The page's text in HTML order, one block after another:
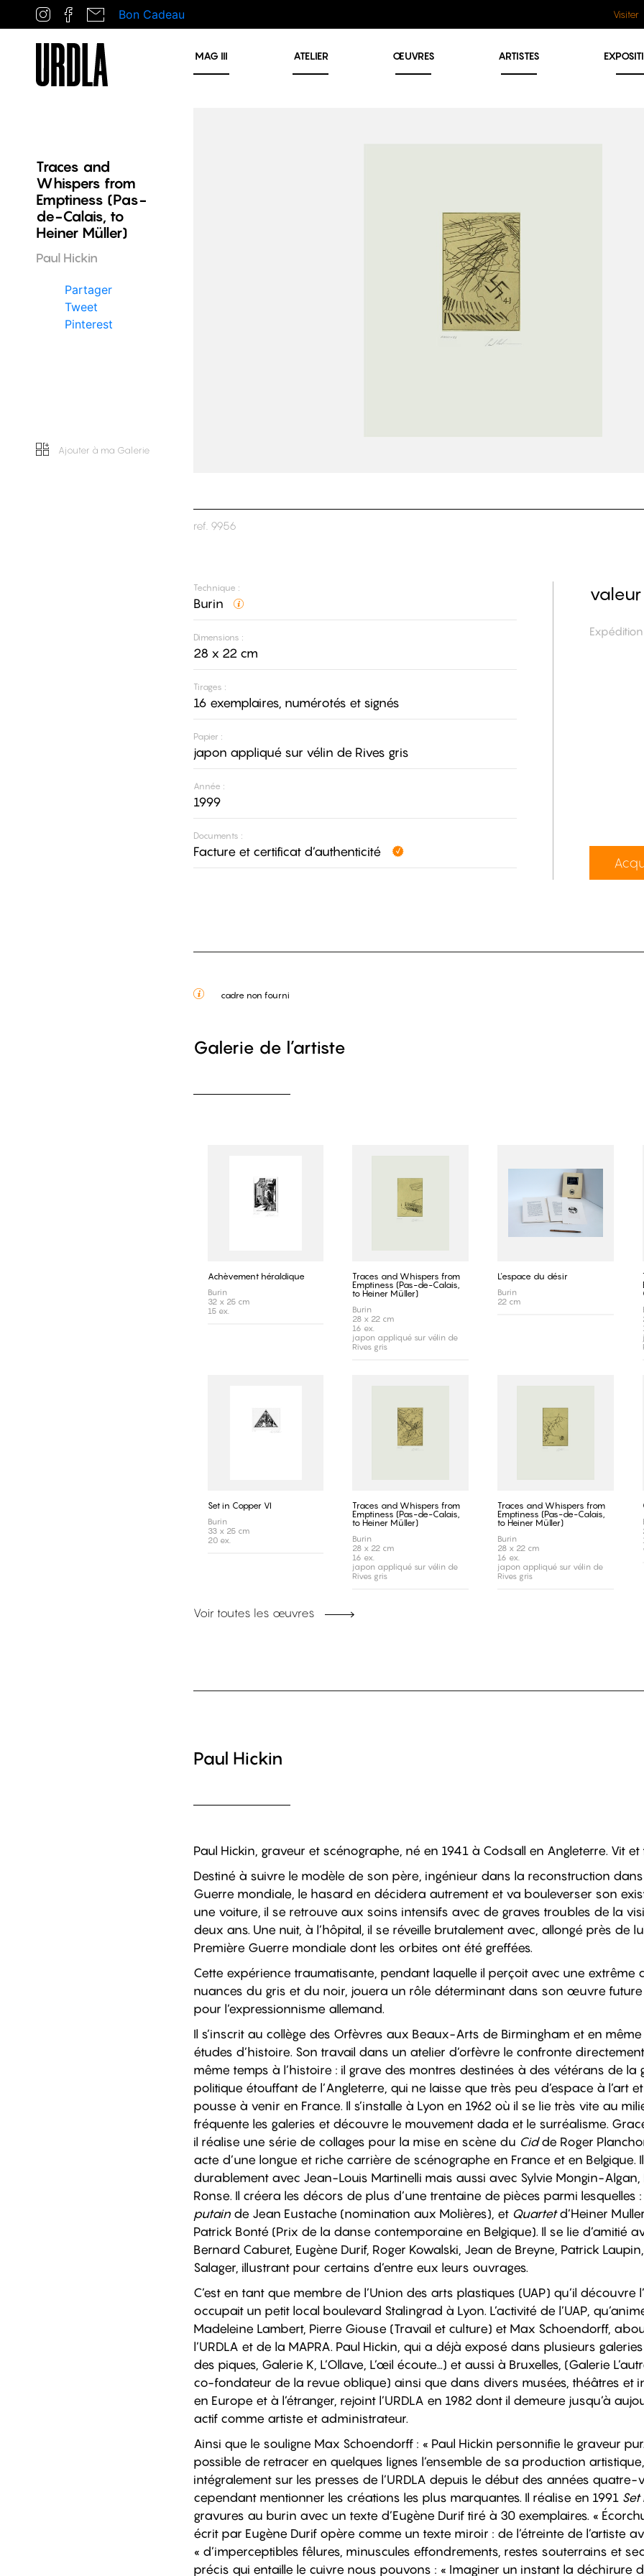
Bon Cadeau Visiter
MAG III ATELIER ŒUVRES ARTISTES
Traces and
Whispers from
Emptiness (Pas-
de-Calais, to
Heiner Müller)
Paul Hickin
Partager
Tweet
Pinterest
Ajouter à ma Galerie
ref. 9956
Technique :
Burin
Dimensions :
28 x 22 cm
Tirages :
16 exemplaires, numérotés et signés
Papier :
japon appliqué sur vélin de Rives gris
Année :
1999
Documents :
Facture et certificat d’authenticité
valeur
cadre non fourni
Galerie de l’artiste
Achèvement héraldique
Burin
32 x 25 cm
15 ex.
Traces and Whispers from
Emptiness (Pas-de-Calais,
to Heiner Müller)
Burin
28 x 22 cm
16 ex.
japon appliqué sur vélin de
Rives gris
L'espace du désir
Burin
22 cm
Set in Copper VI
Burin
33 x 25 cm
20 ex.
Traces and Whispers from
Emptiness (Pas-de-Calais,
to Heiner Müller)
Burin
28 x 22 cm
16 ex.
japon appliqué sur vélin de
Rives gris
Traces and Whispers from
Emptiness (Pas-de-Calais,
to Heiner Müller)
Burin
28 x 22 cm
16 ex.
japon appliqué sur vélin de
Rives gris
Voir toutes les œuvres
Paul Hickin
Paul Hickin, graveur et scénographe, né en 1941 à Codsall en Angleterre. Vit et
Destiné à suivre le modèle de son père, ingénieur dans la reconstruction dans
Guerre mondiale, le hasard en décidera autrement et va bouleverser son
une voiture, il se retrouve aux soins intensifs avec de graves troubles de la
deux ans. Une nuit, à l’hôpital, il se réveille brutalement avec, allongé près de
Première Guerre mondiale dont les orbites ont été greffées.
Cette expérience traumatisante, pendant laquelle il perçoit avec une extrême
nuances du gris et du noir, jouera un rôle déterminant dans son œuvre
pour l’expressionnisme allemand.
Il s’inscrit au collège des Orfèvres aux Beaux-Arts de Birmingham et en
études d’histoire. Son travail dans un atelier d’orfèvre le confronte
même temps à l’histoire : il grave des montres destinées à des vétérans de la
politique étouffant de l’Angleterre, qui ne laisse que très peu d’espace à l’art
pousse à venir en France. Il s’installe à Lyon en 1962 où il se lie très vite au
fréquente les galeries et découvre le mouvement dada et le surréalisme.
il réalise une série de collages pour la mise en scène du Cidde Roger
acte d’une longue et riche carrière de scénographe en France et en Belgique.
durablement avec Jean-Louis Martinelli mais aussi avec Sylvie Mongin-Algan,
Ronse. Il créera les décors de plus d’une trentaine de pièces parmi lesquelles :
putainde Jean Eustache (nomination aux Molières), et Quartetd’Heiner
Patrick Bonté (Prix de la danse contemporaine en Belgique). Il se lie d’amitié
Bernard Caburet, Eugène Durif, Roger Kowalski, Jean de Breyne, Patrick
Salager, illustrant pour certains d’entre eux leurs ouvrages.
C’est en tant que membre de l’Union des arts plastiques (UAP) qu’il découvre
occupait un petit local boulevard Stalingrad à Lyon. L’activité de l’UAP,
Madeleine Lambert, Pierre Giouse (Travail et culture) et Max Schoendorff,
l’URDLA et de la MAPRA. Paul Hickin, qui a déjà exposé dans plusieurs
des piques, Galerie K, L’Ollave, L’œil écoute…) et aussi à Bruxelles, (Galerie
co-fondateur de la revue oblique) ainsi que dans divers musées, théâtres et
en Europe et à l’étranger, rejoint l’URDLA en 1982 dont il demeure jusqu’à
actif comme artiste et administrateur.
Ainsi que le souligne Max Schoendorff : « Paul Hickin personnifie le graveur pur.
possible de retracer en quelques lignes l’ensemble de sa production
intégralement sur les presses de l’URDLA depuis le début des années quatre-
cependant mentionner les créations les plus marquantes. Il réalise en 1991
gravures au burin avec un texte d’Eugène Durif tiré à 30 exemplaires. «
écrit par Eugène Durif opère comme un texte miroir : de l’étreinte de l’artiste
« d’imperceptibles fêlures, minuscules effondrements, restes souterrains et
précis qui entaille le cuivre nous pouvons : « Imaginer un instant la déchirure